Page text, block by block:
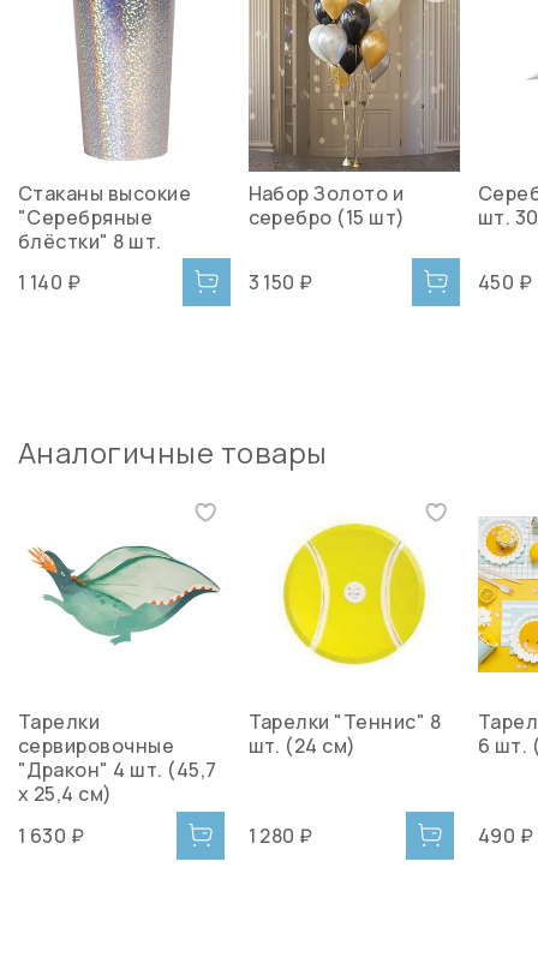
Cтаканы высокие
"Серебряные
блёстки" 8 шт.
1 140 ₽
Набор Золото и
серебро (15 шт)
3 150 ₽
шт.
450 ₽
Аналогичные товары
Тарелки
сервировочные
"Дракон" 4 шт. (45,7
x 25,4 см)
1 630 ₽
Тарелки "Теннис" 8
шт. (24 см)
1 280 ₽
6 шт.
490 ₽